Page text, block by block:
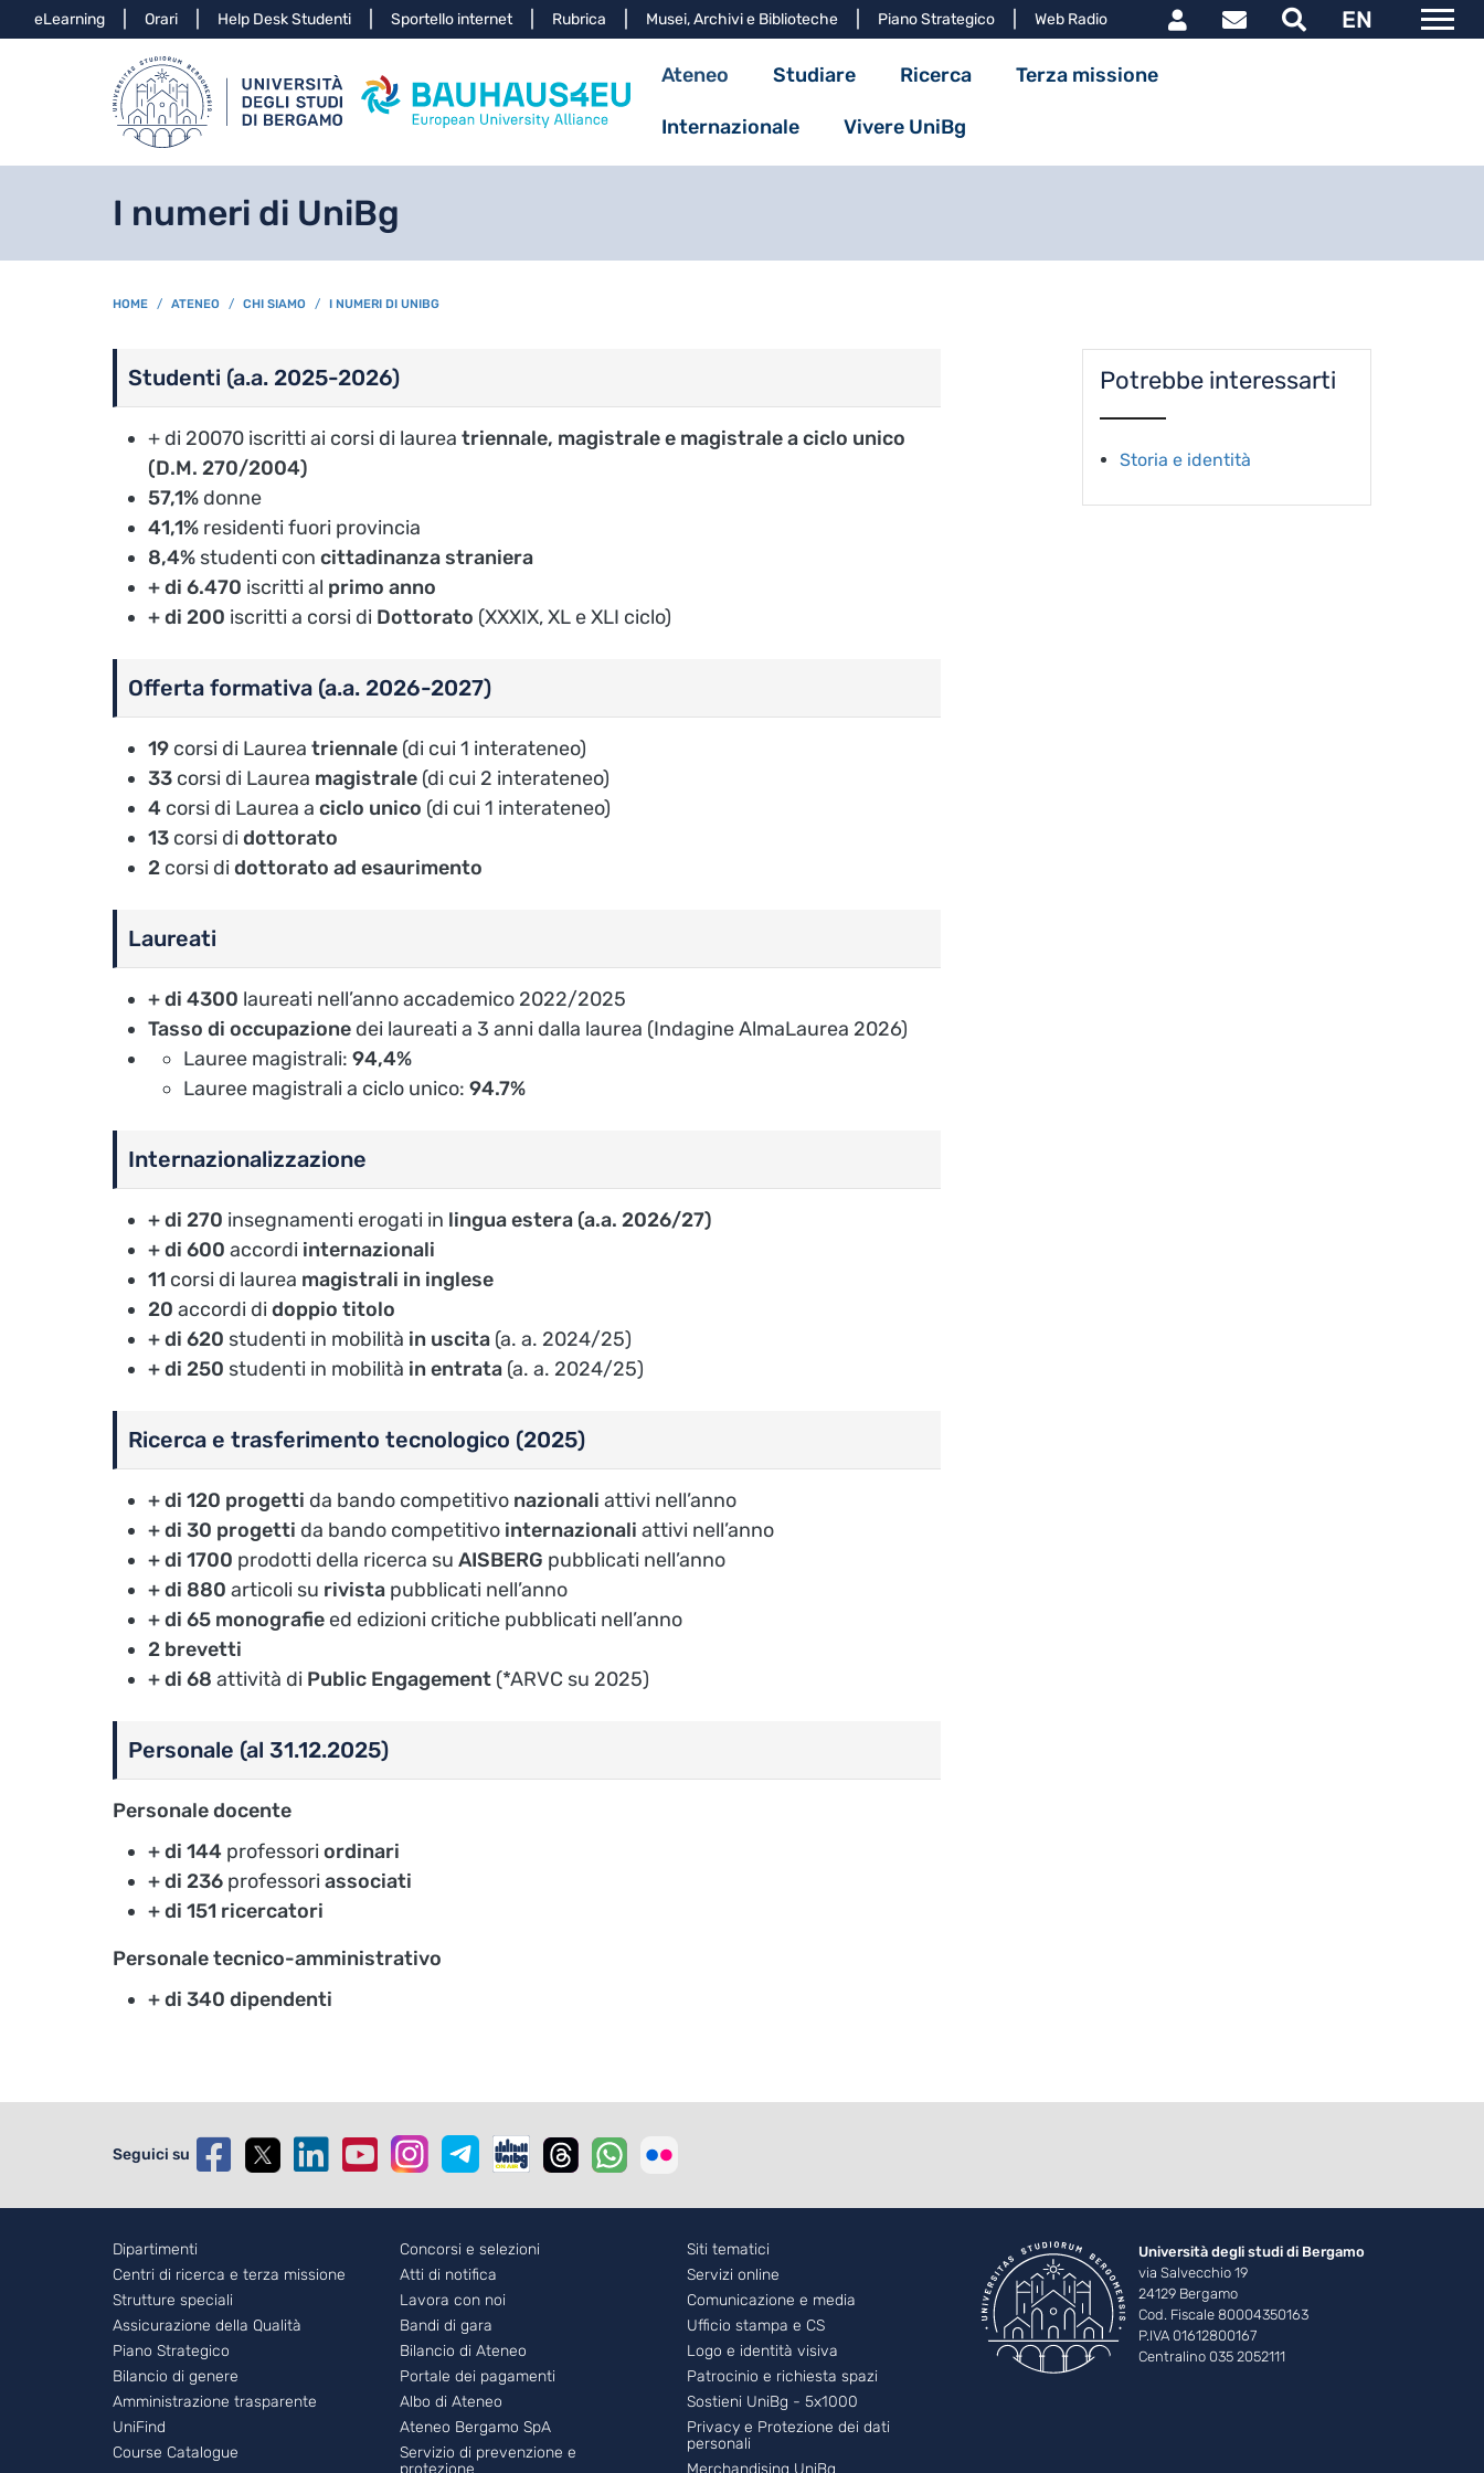
Salta al contenuto principale
Info
eLearning Orari Help Desk Studenti Sportello internet Rubrica Musei, Archivi e Biblioteche Piano Strategico Web Radio Link utili utente
EN
Navigazione principale
Ateneo Studiare Ricerca Terza missione
Internazionale Vivere UniBg
I numeri di UniBg
BREADCRUMB
HOME ATENEO CHI SIAMO I NUMERI DI UNIBG
Studenti (a.a. 2025-2026)
+ di 20070 iscritti ai corsi di laurea triennale, magistrale e magistrale a ciclo unico
(D.M. 270/2004)
57,1% donne
41,1% residenti fuori provincia
8,4% studenti con cittadinanza straniera
+ di 6.470 iscritti al primo anno
+ di 200 iscritti a corsi di Dottorato (XXXIX, XL e XLI ciclo)
Offerta formativa (a.a. 2026-2027)
19 corsi di Laurea triennale (di cui 1 interateneo)
33 corsi di Laurea magistrale (di cui 2 interateneo)
4 corsi di Laurea a ciclo unico (di cui 1 interateneo)
13 corsi di dottorato
2 corsi di dottorato ad esaurimento
Laureati
+ di 4300 laureati nell’anno accademico 2022/2025
Tasso di occupazione dei laureati a 3 anni dalla laurea (Indagine AlmaLaurea 2026)
Lauree magistrali: 94,4%
Lauree magistrali a ciclo unico: 94.7%
Internazionalizzazione
+ di 270 insegnamenti erogati in lingua estera (a.a. 2026/27)
+ di 600 accordi internazionali
11 corsi di laurea magistrali in inglese
20 accordi di doppio titolo
+ di 620 studenti in mobilità in uscita (a. a. 2024/25)
+ di 250 studenti in mobilità in entrata (a. a. 2024/25)
Ricerca e trasferimento tecnologico (2025)
+ di 120 progetti da bando competitivo nazionali attivi nell’anno
+ di 30 progetti da bando competitivo internazionali attivi nell’anno
+ di 1700 prodotti della ricerca su AISBERG pubblicati nell’anno
+ di 880 articoli su rivista pubblicati nell’anno
+ di 65 monografie ed edizioni critiche pubblicati nell’anno
2 brevetti
+ di 68 attività di Public Engagement (*ARVC su 2025)
Personale (al 31.12.2025)
Personale docente
+ di 144 professori ordinari
+ di 236 professori associati
+ di 151 ricercatori
Personale tecnico-amministrativo
+ di 340 dipendenti
Potrebbe interessarti
Storia e identità
Seguici su
Footer - 1
Dipartimenti
Centri di ricerca e terza missione
Strutture speciali
Assicurazione della Qualità
Piano Strategico
Bilancio di genere
Amministrazione trasparente
UniFind
Course Catalogue
Footer - 2
Concorsi e selezioni
Atti di notifica
Lavora con noi
Bandi di gara
Bilancio di Ateneo
Portale dei pagamenti
Albo di Ateneo
Ateneo Bergamo SpA
Servizio di prevenzione e
protezione
Footer - 3
Siti tematici
Servizi online
Comunicazione e media
Ufficio stampa e CS
Logo e identità visiva
Patrocinio e richiesta spazi
Sostieni UniBg - 5x1000
Privacy e Protezione dei dati
personali
Merchandising UniBg
Università degli studi di Bergamo
via Salvecchio 19
24129 Bergamo
Cod. Fiscale 80004350163
P.IVA 01612800167
Centralino 035 2052111